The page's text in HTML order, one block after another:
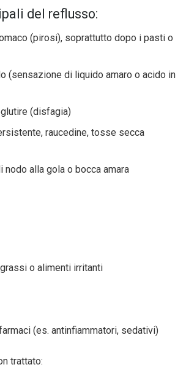
del reflusso:
(pirosi), soprattutto dopo i pasti o
(sensazione di liquido amaro o acido in
(disfagia)
, raucedine, tosse secca
nodo alla gola o bocca amara
o alimenti irritanti
(es. antinfiammatori, sedativi)
trattato: